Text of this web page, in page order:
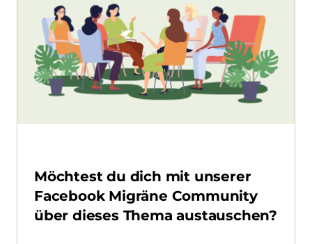
Möchtest du dich mit unserer
Facebook Migräne Community
über dieses Thema austauschen?